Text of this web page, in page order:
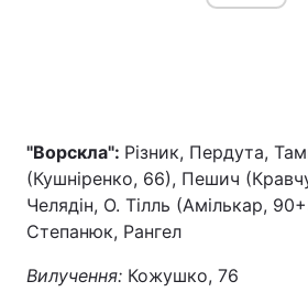
"Ворскла": Різник, Пердута,
(Кушніренко, 66), Пешич
Челядін, О. Тілль (Амількар,
Степанюк, Рангел
Вилучення: Кожушко, 76